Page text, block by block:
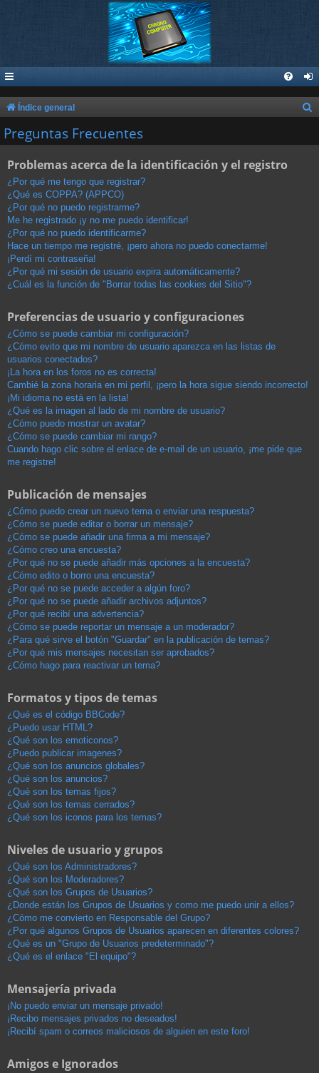
Índice general
s
Preguntas Frecuentes
Problemas acerca de la identificación y el registro
¿Por qué me tengo que registrar?
¿Qué es COPPA? (APPCO)
¿Por qué no puedo registrarme?
Me he registrado ¡y no me puedo identificar!
¿Por qué no puedo identificarme?
Hace un tiempo me registré, ¡pero ahora no puedo conectarme!
¡Perdí mi contraseña!
¿Por qué mi sesión de usuario expira automáticamente?
¿Cuál es la función de "Borrar todas las cookies del Sitio"?
Preferencias de usuario y configuraciones
¿Cómo se puede cambiar mi configuración?
¿Cómo evito que mi nombre de usuario aparezca en las listas de
usuarios conectados?
¡La hora en los foros no es correcta!
Cambié la zona horaria en mi perfil, ¡pero la hora sigue siendo incorrecto!
¡Mi idioma no está en la lista!
¿Qué es la imagen al lado de mi nombre de usuario?
¿Cómo puedo mostrar un avatar?
¿Cómo se puede cambiar mi rango?
Cuando hago clic sobre el enlace de e-mail de un usuario, ¡me pide que
me registre!
Publicación de mensajes
¿Cómo puedo crear un nuevo tema o enviar una respuesta?
¿Cómo se puede editar o borrar un mensaje?
¿Cómo se puede añadir una firma a mi mensaje?
¿Cómo creo una encuesta?
¿Por qué no se puede añadir más opciones a la encuesta?
¿Cómo edito o borro una encuesta?
¿Por qué no se puede acceder a algún foro?
¿Por qué no se puede añadir archivos adjuntos?
¿Por qué recibí una advertencia?
¿Cómo se puede reportar un mensaje a un moderador?
¿Para qué sirve el botón "Guardar" en la publicación de temas?
¿Por qué mis mensajes necesitan ser aprobados?
¿Cómo hago para reactivar un tema?
Formatos y tipos de temas
¿Qué es el código BBCode?
¿Puedo usar HTML?
¿Qué son los emoticonos?
¿Puedo publicar imagenes?
¿Qué son los anuncios globales?
¿Qué son los anuncios?
¿Qué son los temas fijos?
¿Qué son los temas cerrados?
¿Qué son los iconos para los temas?
Niveles de usuario y grupos
¿Qué son los Administradores?
¿Qué son los Moderadores?
¿Qué son los Grupos de Usuarios?
¿Donde están los Grupos de Usuarios y como me puedo unir a ellos?
¿Cómo me convierto en Responsable del Grupo?
¿Por qué algunos Grupos de Usuarios aparecen en diferentes colores?
¿Qué es un "Grupo de Usuarios predeterminado"?
¿Qué es el enlace "El equipo"?
Mensajería privada
¡No puedo enviar un mensaje privado!
¡Recibo mensajes privados no deseados!
¡Recibí spam o correos maliciosos de alguien en este foro!
Amigos e Ignorados